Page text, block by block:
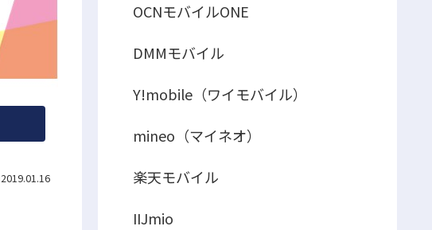
2019.01.16
OCNモバイルONE
DMMモバイル
Y!mobile（ワイモバイル）
mineo（マイネオ）
楽天モバイル
IIJmio